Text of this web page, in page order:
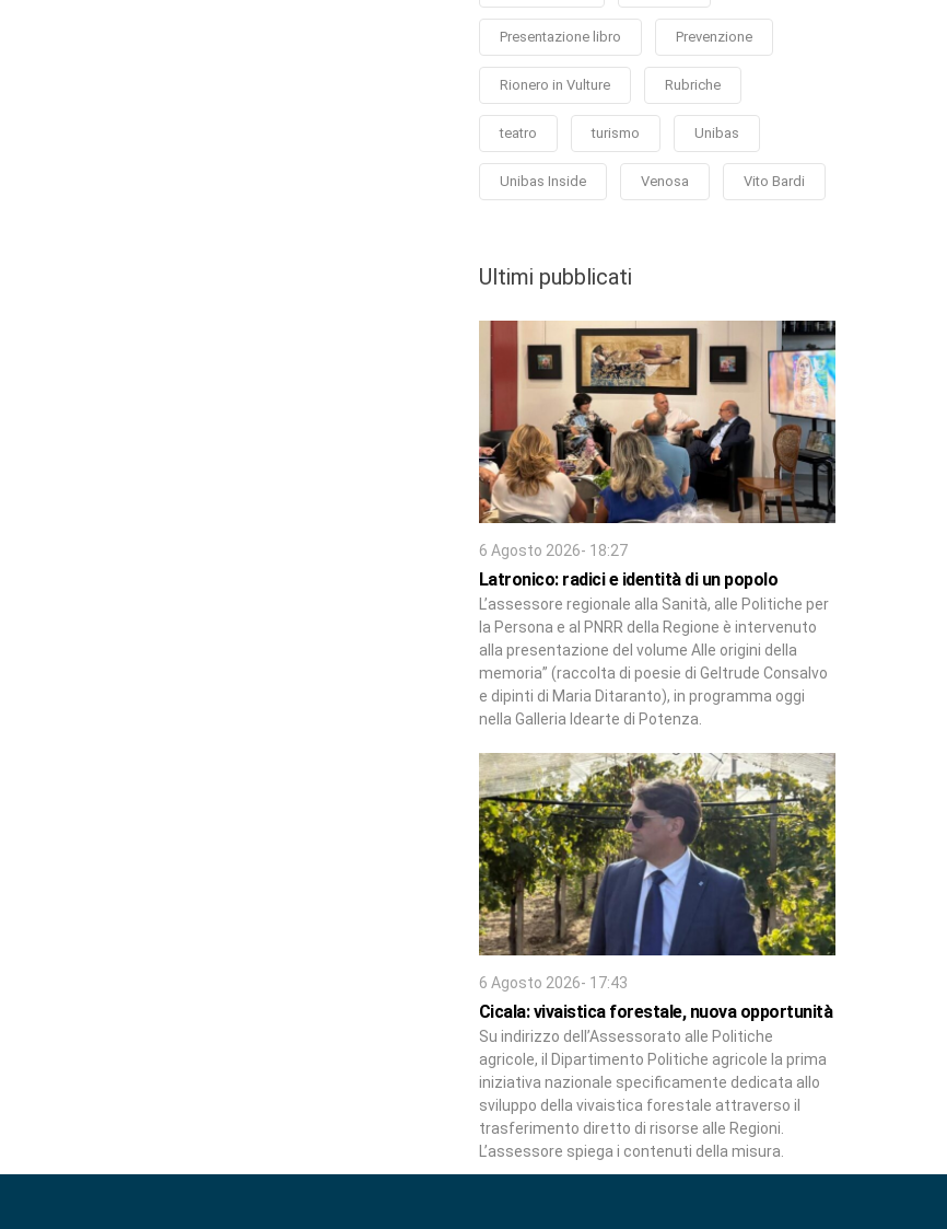
Presentazione libro Prevenzione
Rionero in Vulture Rubriche
teatro turismo Unibas
Unibas Inside Venosa Vito Bardi
Ultimi pubblicati
6 Agosto 2026- 18:27
Latronico: radici e identità di un popolo
L’assessore regionale alla Sanità, alle Politiche per
la Persona e al PNRR della Regione è intervenuto
alla presentazione del volume Alle origini della
memoria” (raccolta di poesie di Geltrude Consalvo
e dipinti di Maria Ditaranto), in programma oggi
nella Galleria Idearte di Potenza.
6 Agosto 2026- 17:43
Cicala: vivaistica forestale, nuova opportunità
Su indirizzo dell’Assessorato alle Politiche
agricole, il Dipartimento Politiche agricole la prima
iniziativa nazionale specificamente dedicata allo
sviluppo della vivaistica forestale attraverso il
trasferimento diretto di risorse alle Regioni.
L’assessore spiega i contenuti della misura.